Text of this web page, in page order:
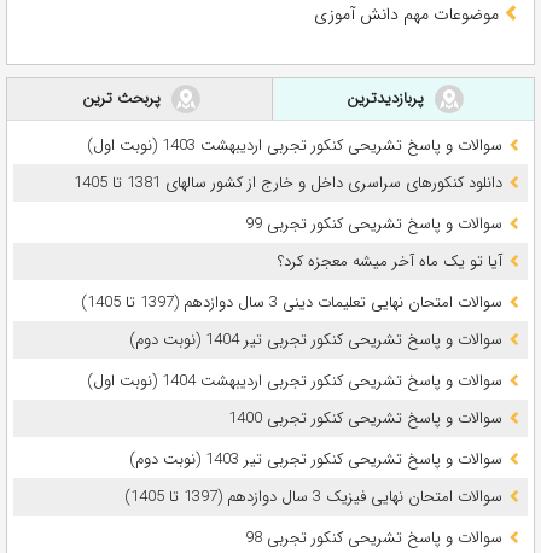
موضوعات مهم دانش آموزی
پربازدیدترین
پربحث ترین
سوالات و پاسخ تشریحی کنکور تجربی اردیبهشت 1403 (نوبت اول)
دانلود کنکورهای سراسری داخل و خارج از کشور سالهای 1381 تا 1405
سوالات و پاسخ تشریحی کنکور تجربی 99
آیا تو یک ماه آخر میشه معجزه کرد؟
سوالات امتحان نهایی تعلیمات دینی 3 سال دوازدهم (1397 تا 1405)
سوالات و پاسخ تشریحی کنکور تجربی تیر 1404 (نوبت دوم)
سوالات و پاسخ تشریحی کنکور تجربی اردیبهشت 1404 (نوبت اول)
سوالات و پاسخ تشریحی کنکور تجربی 1400
سوالات و پاسخ تشریحی کنکور تجربی تیر 1403 (نوبت دوم)
سوالات امتحان نهایی فیزیک 3 سال دوازدهم (1397 تا 1405)
سوالات و پاسخ تشریحی کنکور تجربی 98